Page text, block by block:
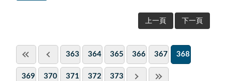
上一頁 下一頁
363 364 365 366 367 368
369 370 371 372 373